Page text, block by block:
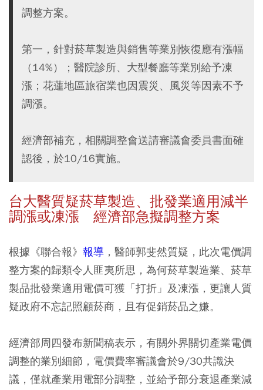
調整方案。
第一，針對菸草製造與銷售等業別恢復應有漲幅
（14%）；醫院診所、大型餐廳等業別給予凍
漲；花蓮地區旅宿業也因震災、風災等因素不予
調漲。
經濟部補充，相關調整會送請審議會委員書面確
認後，於10/16實施。
台大醫質疑菸草製造、批發業適用減半
調漲或凍漲 經濟部急擬調整方案
根據《聯合報》 報導 ，醫師郭斐然質疑，此次電價調
整方案的歸類令人匪夷所思，為何菸草製造業、菸草
製品批發業適用電價可獲「打折」及凍漲，更讓人質
疑政府不忘記照顧菸商，且有促銷菸品之嫌。
經濟部周四發布新聞稿表示，有關外界關切產業電價
調整的業別細節，電價費率審議會於9/30共識決
議，僅就產業用電部分調整，並給予部分衰退產業減